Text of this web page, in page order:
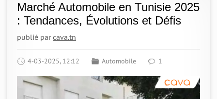
Marché Automobile en Tunisie 2025
: Tendances, Évolutions et Défis
publié parcava.tn
4-03-2025, 12:12 Automobile 1